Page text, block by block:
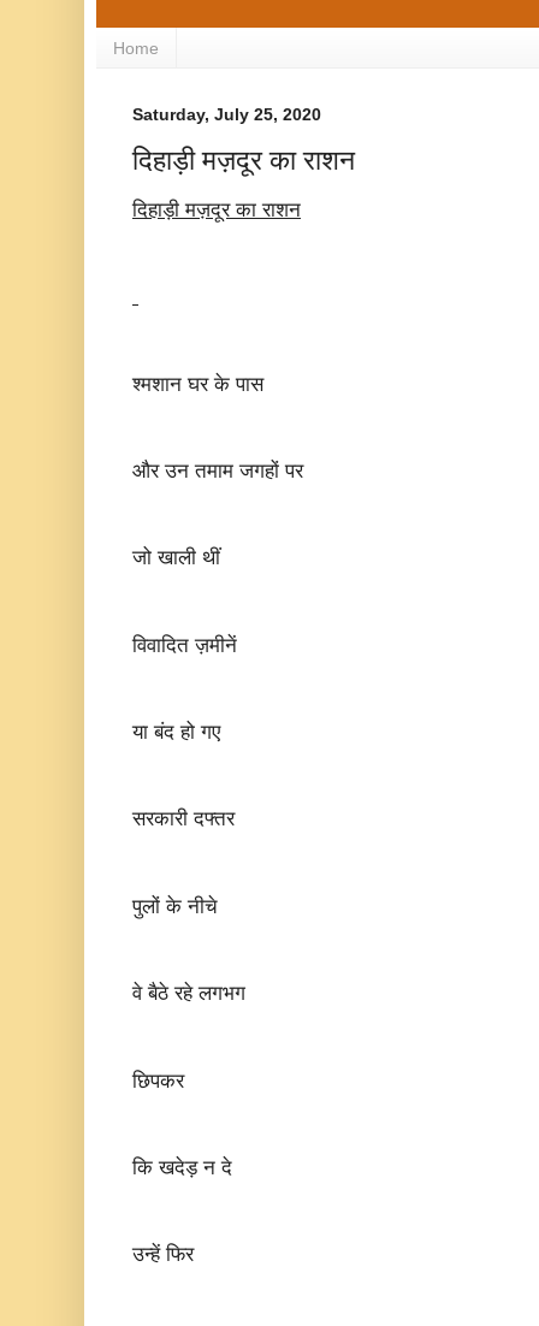
Home
Saturday, July 25, 2020
दिहाड़ी मज़दूर का राशन
दिहाड़ी मज़दूर का राशन
श्मशान घर के पास
और उन तमाम जगहों पर
जो खाली थीं
विवादित ज़मीनें
या बंद हो गए
सरकारी दफ्तर
पुलों के नीचे
वे बैठे रहे लगभग
छिपकर
कि खदेड़ न दे
उन्हें फिर